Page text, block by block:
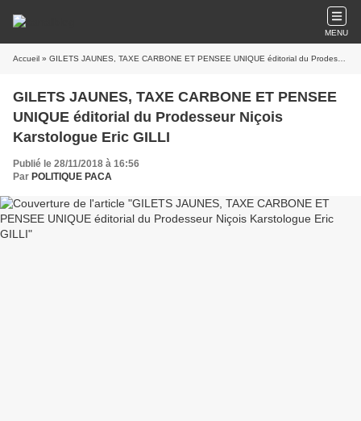
MENU
Accueil » GILETS JAUNES, TAXE CARBONE ET PENSEE UNIQUE éditorial du Prodesseur Niçois Karstologue Eric GILLI
GILETS JAUNES, TAXE CARBONE ET PENSEE
UNIQUE éditorial du Prodesseur Niçois
Karstologue Eric GILLI
Publié le 28/11/2018 à 16:56
Par POLITIQUE PACA